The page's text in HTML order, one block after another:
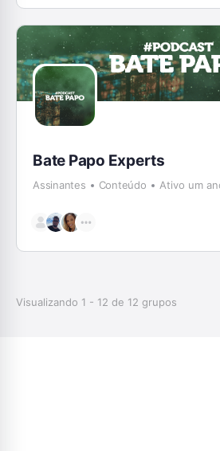
Bate Papo Experts
Assinantes Conteúdo Ativo um
Visualizando 1 - 12 de 12 grupos